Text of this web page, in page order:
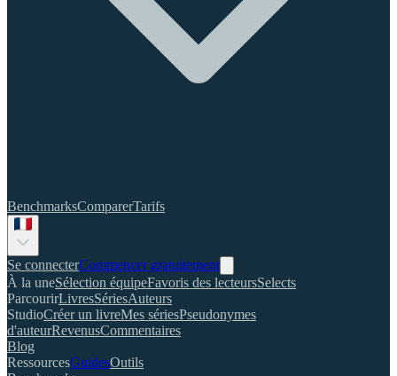
BenchmarksComparerTarifs
Se connecterCommencer gratuitement
À la uneSélection équipeFavoris des lecteursSelects
ParcourirLivresSériesAuteurs
StudioCréer un livreMes sériesPseudonymes
d'auteurRevenusCommentaires
Blog
RessourcesGuidesOutils